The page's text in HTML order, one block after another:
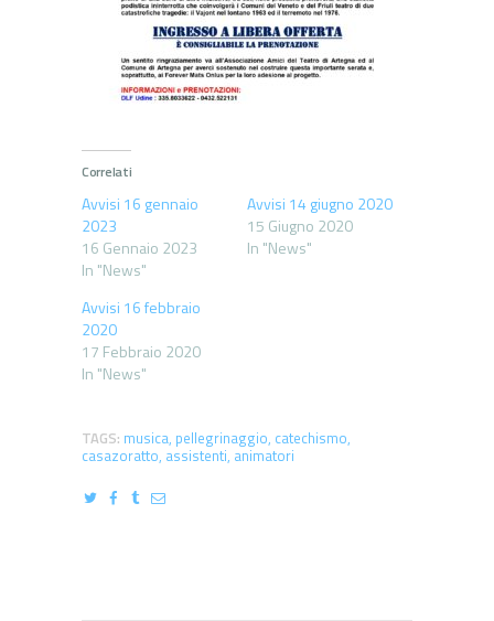
Correlati
Avvisi 16 gennaio
2023
16 Gennaio 2023
In "News"
Avvisi 14 giugno 2020
15 Giugno 2020
In "News"
Avvisi 16 febbraio
2020
17 Febbraio 2020
In "News"
TAGS: musica, pellegrinaggio, catechismo,
casazoratto, assistenti, animatori